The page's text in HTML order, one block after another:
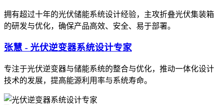
拥有超过十年的光伏储能系统设计经验，主攻折叠光伏集装箱
的研发与优化，确保产品高效、安全、易于部署。
张慧 - 光伏逆变器系统设计专家
专注于光伏逆变器与储能系统的整合与优化，推动一体化设计
技术的发展，提高能源利用率与系统寿命。